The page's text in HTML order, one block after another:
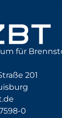
für
201
0